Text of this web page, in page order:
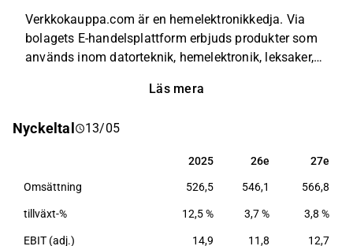
Verkkokauppa.com är en hemelektronikkedja. Via
bolagets E-handelsplattform erbjuds produkter som
används inom datorteknik, hemelektronik, leksaker,
återfinns bland privata aktörer samt företagskunder,
Verkkokauppa grundades under 1992 och har sitt
Läs mera
Nyckeltal 13/05
2025 26e 27e
2025 26e 27e
Omsättning 526,5 546,1 566,8
tillväxt-% 12,5 % 3,7 % 3,8 %
EBIT (adj.) 14,9 11,8 12,7